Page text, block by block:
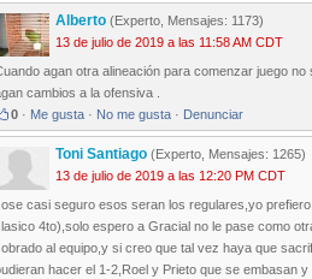
Alberto (Experto, Mensajes: 1173)
13 de julio de 2019 a las 11:58 AM CDT
agan otra alineación para comenzar juego
cambios a la ofensiva .
0 · Me gusta · No me gusta · Denunciar
Toni Santiago (Experto, Mensajes: 1265)
13 de julio de 2019 a las 12:20 PM CDT
casi seguro esos seran los regulares,yo
4to),solo espero a Gracial no le pase como
al equipo,y si creo que tal vez haya que
hacer el 1-2,Roel y Prieto que se embasan